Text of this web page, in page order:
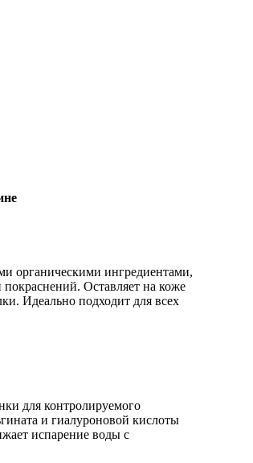
органическими ингредиентами,
Оставляет на коже
Идеально подходит для всех
для контролируемого
и гиалуроновой кислоты
испарение воды с